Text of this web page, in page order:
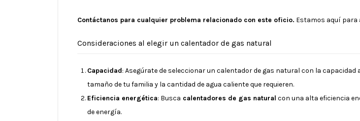
Contáctanos para cualquier problema relacionado con este oficio. Estamos aquí para
Consideraciones al elegir un calentador de gas natural
Capacidad: Asegúrate de seleccionar un calentador de gas natural con la
tamaño de tu familia y la cantidad de agua caliente que requieren.
Eficiencia energética: Busca calentadores de gas natural con una alta eficiencia
de energía.